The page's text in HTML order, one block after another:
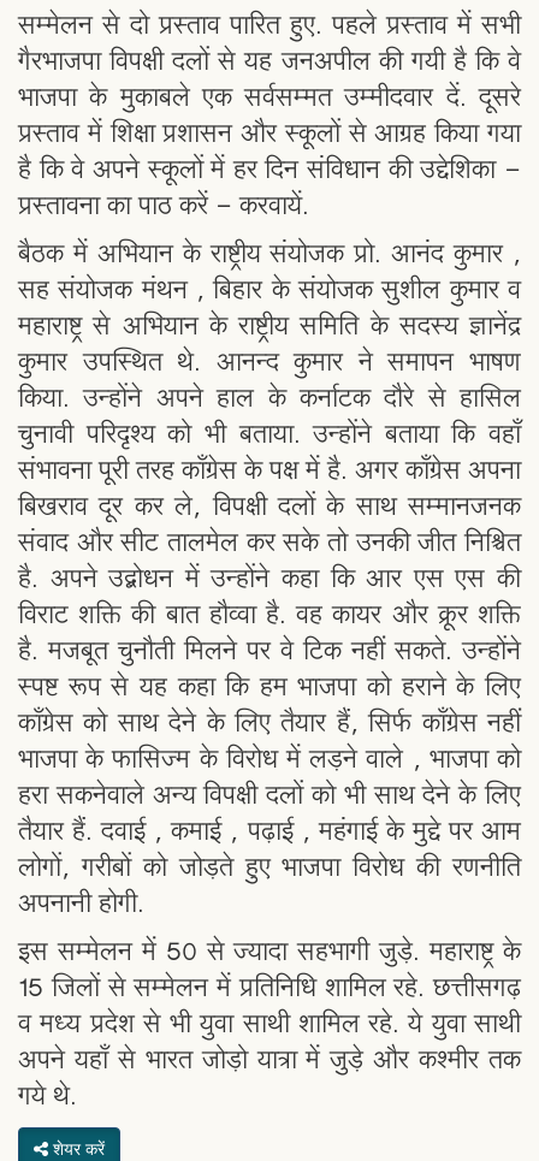
सम्मेलन से दो प्रस्ताव पारित हुए. पहले प्रस्ताव में सभी
गैरभाजपा विपक्षी दलों से यह जनअपील की गयी है कि वे
भाजपा के मुकाबले एक सर्वसम्मत उम्मीदवार दें. दूसरे
प्रस्ताव में शिक्षा प्रशासन और स्कूलों से आग्रह किया गया
है कि वे अपने स्कूलों में हर दिन संविधान की उद्देशिका -
प्रस्तावना का पाठ करें - करवायें.
बैठक में अभियान के राष्ट्रीय संयोजक प्रो. आनंद कुमार ,
सह संयोजक मंथन , बिहार के संयोजक सुशील कुमार व
महाराष्ट्र से अभियान के राष्ट्रीय समिति के सदस्य ज्ञानेंद्र
कुमार उपस्थित थे. आनन्द कुमार ने समापन भाषण
किया. उन्होंने अपने हाल के कर्नाटक दौरे से हासिल
चुनावी परिदृश्य को भी बताया. उन्होंने बताया कि वहाँ
संभावना पूरी तरह काँग्रेस के पक्ष में है. अगर काँग्रेस अपना
बिखराव दूर कर ले, विपक्षी दलों के साथ सम्मानजनक
संवाद और सीट तालमेल कर सके तो उनकी जीत निश्चित
है. अपने उद्बोधन में उन्होंने कहा कि आर एस एस की
विराट शक्ति की बात हौव्वा है. वह कायर और क्रूर शक्ति
है. मजबूत चुनौती मिलने पर वे टिक नहीं सकते. उन्होंने
स्पष्ट रूप से यह कहा कि हम भाजपा को हराने के लिए
काँग्रेस को साथ देने के लिए तैयार हैं, सिर्फ काँग्रेस नहीं
भाजपा के फासिज्म के विरोध में लड़ने वाले , भाजपा को
हरा सकनेवाले अन्य विपक्षी दलों को भी साथ देने के लिए
तैयार हैं. दवाई , कमाई , पढ़ाई , महंगाई के मुद्दे पर आम
लोगों, गरीबों को जोड़ते हुए भाजपा विरोध की रणनीति
अपनानी होगी.
इस सम्मेलन में 50 से ज्यादा सहभागी जुड़े. महाराष्ट्र के
15 जिलों से सम्मेलन में प्रतिनिधि शामिल रहे. छत्तीसगढ़
व मध्य प्रदेश से भी युवा साथी शामिल रहे. ये युवा साथी
अपने यहाँ से भारत जोड़ो यात्रा में जुड़े और कश्मीर तक
गये थे.
शेयर करें